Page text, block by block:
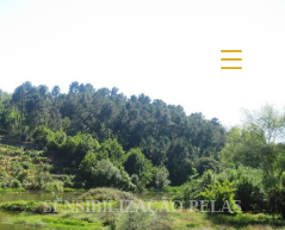
SENSIBILIZAÇÃO PELAS